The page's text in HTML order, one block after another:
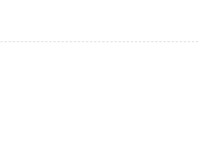
利企服务 投资项目